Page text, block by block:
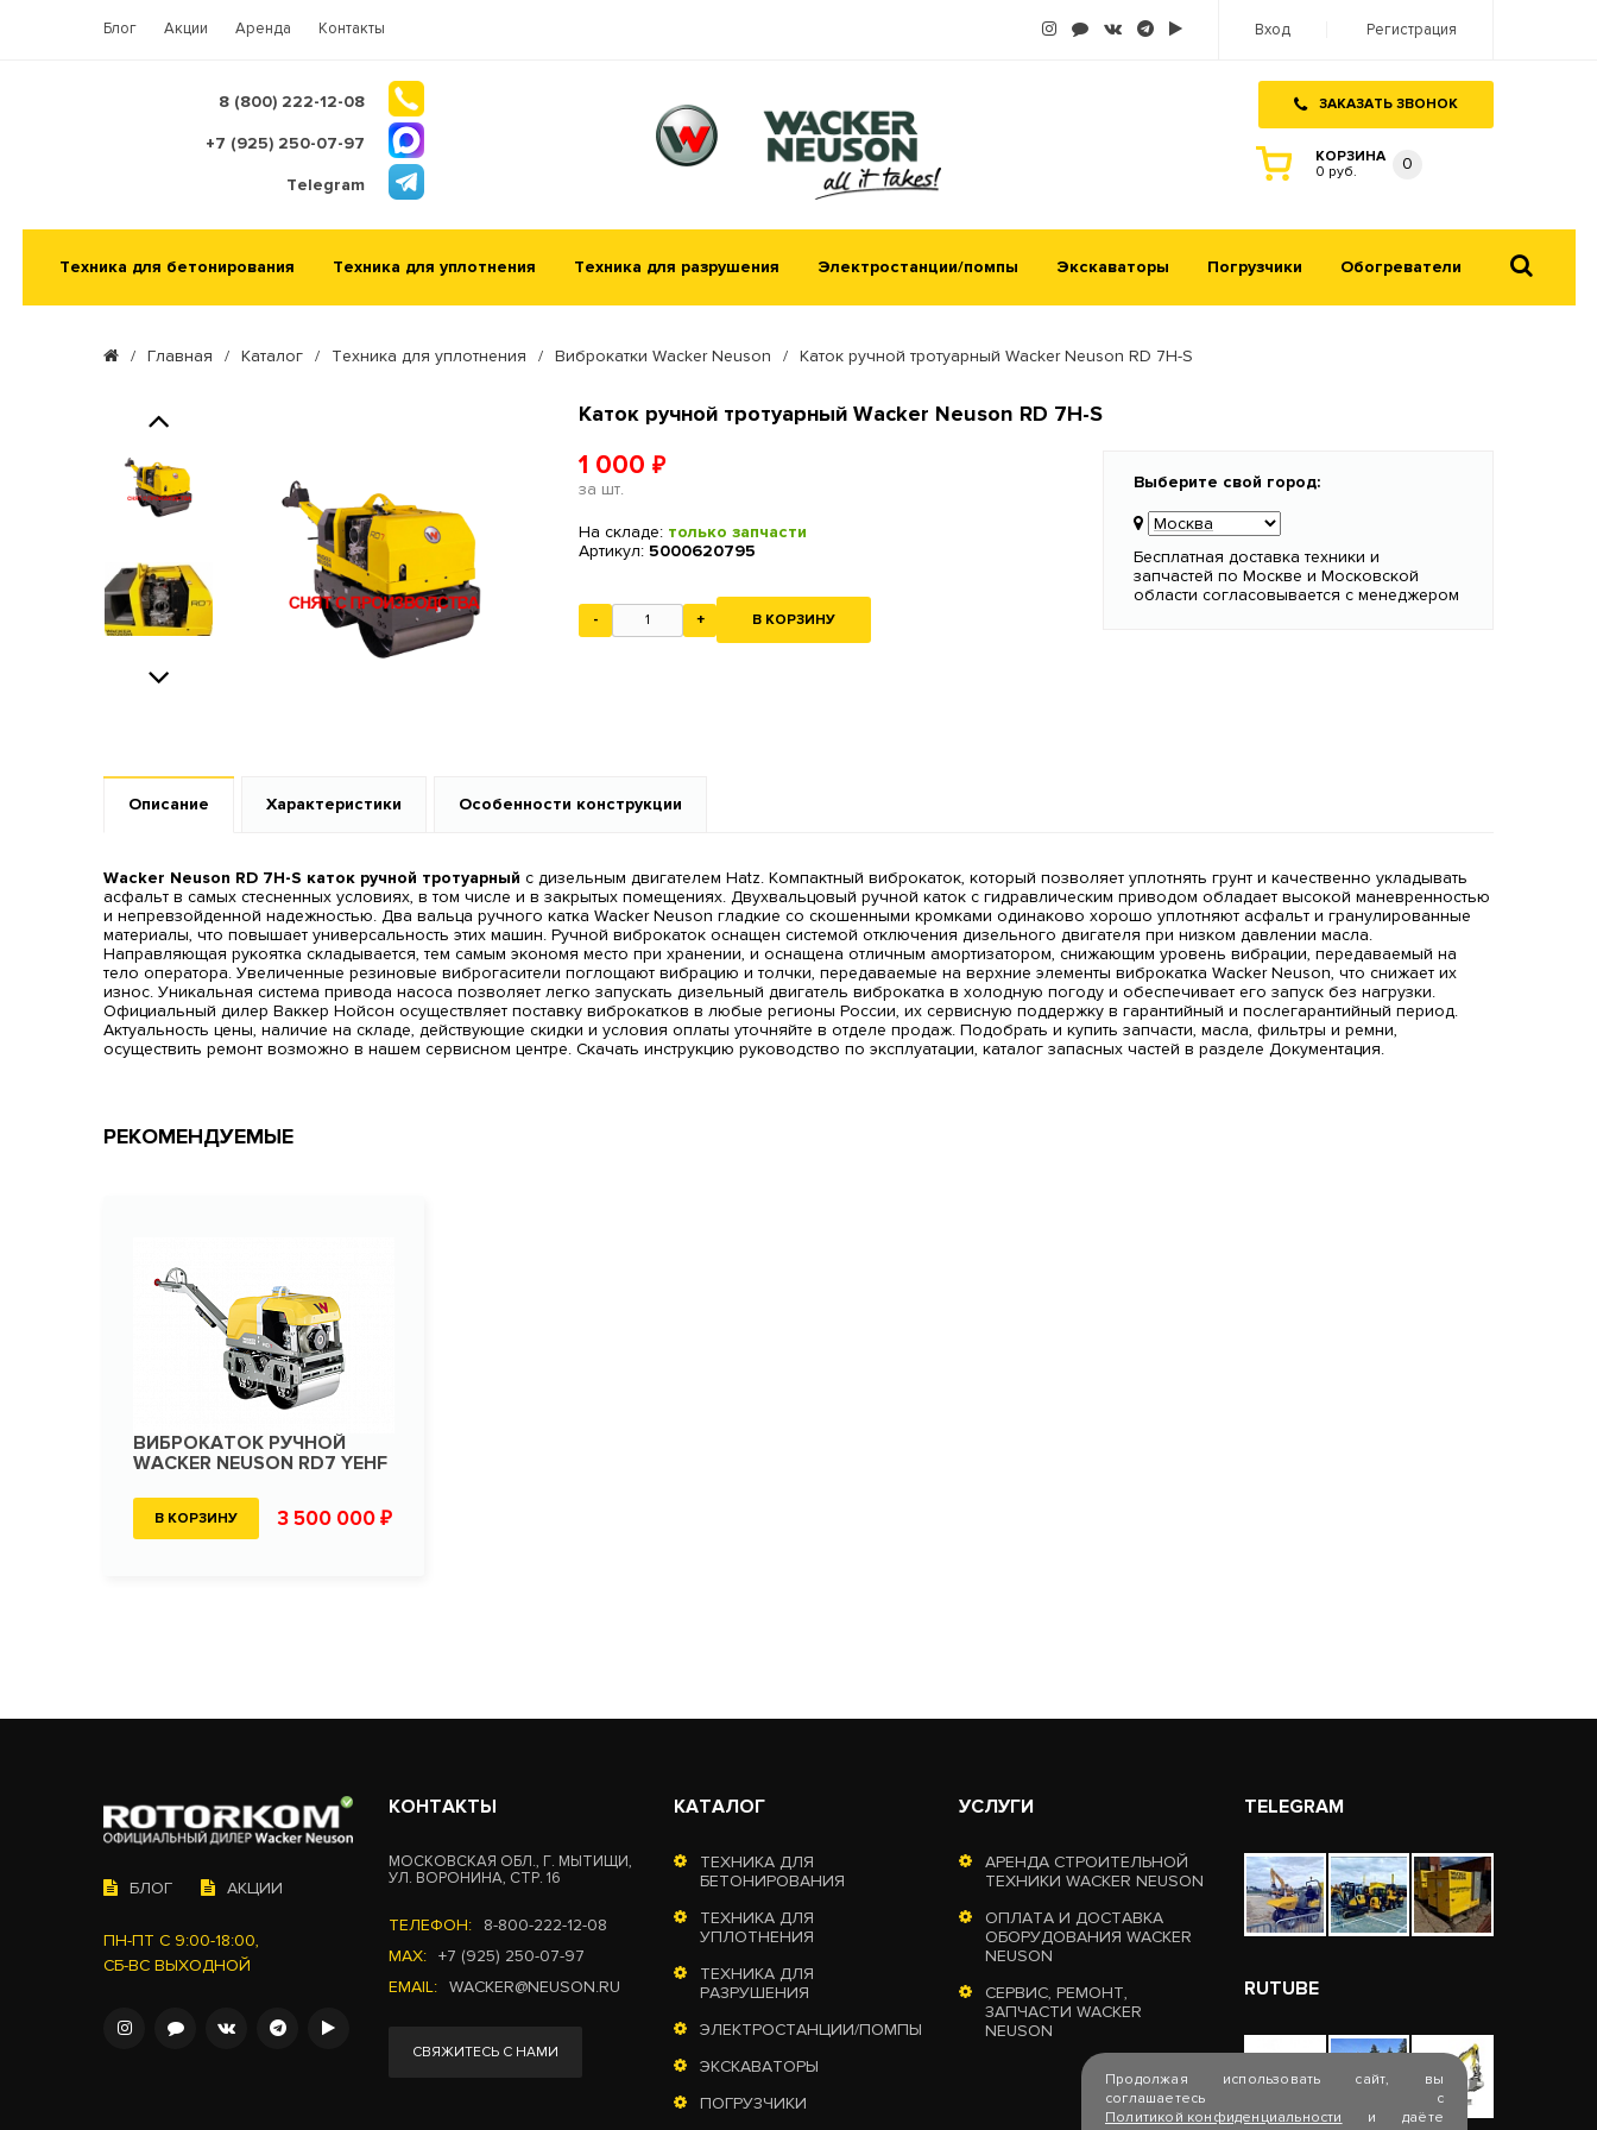
Блог Акции Аренда Контакты Вход Регистрация
8 (800) 222-12-08
+7 (925) 250-07-97
Telegram
ЗАКАЗАТЬ ЗВОНОК
КОРЗИНА
0 руб.
0
Техника для бетонирования Техника для уплотнения Техника для разрушения Электростанции/помпы Экскаваторы Погрузчики Обогреватели
/ Главная / Каталог / Техника для уплотнения / Виброкатки Wacker Neuson / Каток ручной тротуарный Wacker Neuson RD 7H-S
Previous
Каток ручной тротуарный Wacker Neuson RD 7H-S
1 000 ₽
за шт.
На складе: только запчасти
Артикул: 5000620795
- + В КОРЗИНУ
Выберите свой город:
Бесплатная доставка техники и
запчастей по Москве и Московской
области согласовывается с менеджером
Описание Характеристики Особенности конструкции
Wacker Neuson RD 7H-S каток ручной тротуарный с дизельным двигателем Hatz. Компактный виброкаток, который позволяет уплотнять грунт и качественно укладывать
асфальт в самых стесненных условиях, в том числе и в закрытых помещениях. Двухвальцовый ручной каток с гидравлическим приводом обладает высокой маневренностью
и непревзойденной надежностью. Два вальца ручного катка Wacker Neuson гладкие со скошенными кромками одинаково хорошо уплотняют асфальт и гранулированные
материалы, что повышает универсальность этих машин. Ручной виброкаток оснащен системой отключения дизельного двигателя при низком давлении масла.
Направляющая рукоятка складывается, тем самым экономя место при хранении, и оснащена отличным амортизатором, снижающим уровень вибрации, передаваемый на
тело оператора. Увеличенные резиновые виброгасители поглощают вибрацию и толчки, передаваемые на верхние элементы виброкатка Wacker Neuson, что снижает их
износ. Уникальная система привода насоса позволяет легко запускать дизельный двигатель виброкатка в холодную погоду и обеспечивает его запуск без нагрузки.
Официальный дилер Ваккер Нойсон осуществляет поставку виброкатков в любые регионы России, их сервисную поддержку в гарантийный и послегарантийный период.
Актуальность цены, наличие на складе, действующие скидки и условия оплаты уточняйте в отделе продаж. Подобрать и купить запчасти, масла, фильтры и ремни,
осуществить ремонт возможно в нашем сервисном центре. Скачать инструкцию руководство по эксплуатации, каталог запасных частей в разделе Документация.
РЕКОМЕНДУЕМЫЕ
ВИБРОКАТОК РУЧНОЙ
WACKER NEUSON RD7 YEHF
В КОРЗИНУ 3 500 000 ₽
БЛОГ АКЦИИ
ПН-ПТ С 9:00-18:00,
СБ-ВС ВЫХОДНОЙ
КОНТАКТЫ
МОСКОВСКАЯ ОБЛ., Г. МЫТИЩИ,
УЛ. ВОРОНИНА, СТР. 16
ТЕЛЕФОН:
8-800-222-12-08
MAX: +7 (925) 250-07-97
EMAIL: WACKER@NEUSON.RU
СВЯЖИТЕСЬ С НАМИ
КАТАЛОГ
ТЕХНИКА ДЛЯ
БЕТОНИРОВАНИЯ
ТЕХНИКА ДЛЯ
УПЛОТНЕНИЯ
ТЕХНИКА ДЛЯ
РАЗРУШЕНИЯ
ЭЛЕКТРОСТАНЦИИ/ПОМПЫ
ЭКСКАВАТОРЫ
ПОГРУЗЧИКИ
УСЛУГИ
АРЕНДА СТРОИТЕЛЬНОЙ
ТЕХНИКИ WACKER NEUSON
ОПЛАТА И ДОСТАВКА
ОБОРУДОВАНИЯ WACKER
NEUSON
СЕРВИС, РЕМОНТ,
ЗАПЧАСТИ WACKER
NEUSON
TELEGRAM
RUTUBE
Продолжая использовать сайт, вы
соглашаетесь с
Политикой конфиденциальности
и даёте